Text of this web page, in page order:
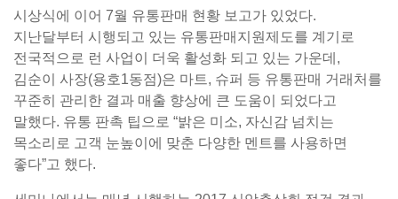
시상식에 이어 7월 유통판매 현황 보고가 있었다.
지난달부터 시행되고 있는 유통판매지원제도를 계기로
전국적으로 런 사업이 더욱 활성화 되고 있는 가운데,
김순이 사장(용호1동점)은 마트, 슈퍼 등 유통판매 거래처를
꾸준히 관리한 결과 매출 향상에 큰 도움이 되었다고
말했다. 유통 판촉 팁으로 “밝은 미소, 자신감 넘치는
목소리로 고객 눈높이에 맞춘 다양한 멘트를 사용하면
좋다”고 했다.